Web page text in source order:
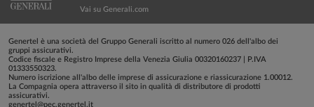
Vai su Generali.com
Genertel è una società del Gruppo Generali iscritto al numero 026 dell'albo dei
gruppi assicurativi.
Codice fiscale e Registro Imprese della Venezia Giulia 00320160237 | P.IVA
01333550323.
Numero iscrizione all'albo delle imprese di assicurazione e riassicurazione 1.00012.
La Compagnia opera attraverso il sito in qualità di distributore di prodotti
assicurativi.
genertel@pec.genertel.it